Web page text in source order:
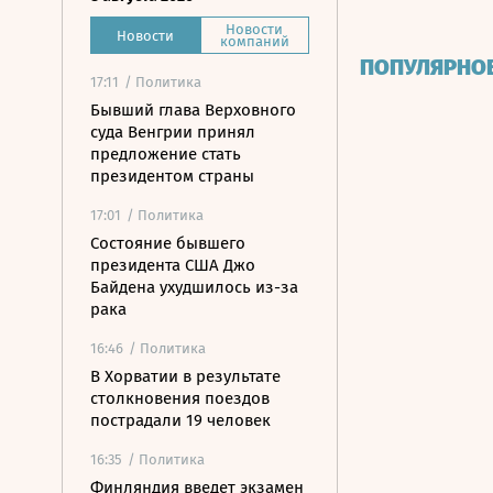
Новости Новости
компаний
17:11 / Политика
Бывший глава Верховного
суда Венгрии принял
предложение стать
президентом страны
17:01 / Политика
Состояние бывшего
президента США Джо
Байдена ухудшилось из-за
рака
16:46 / Политика
В Хорватии в результате
столкновения поездов
пострадали 19 человек
16:35 / Политика
Финляндия введет экзамен